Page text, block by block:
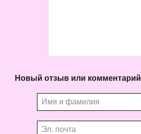
Новый отзыв или комментарий